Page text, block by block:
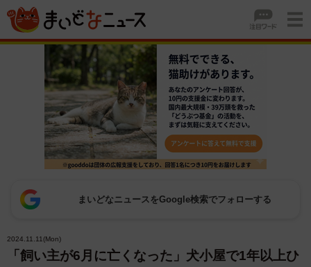
まいどなニュースをGoogle検索でフォローする
2024.11.11(Mon)
「飼い主が6月に亡くなった」犬小屋で1年以上ひ